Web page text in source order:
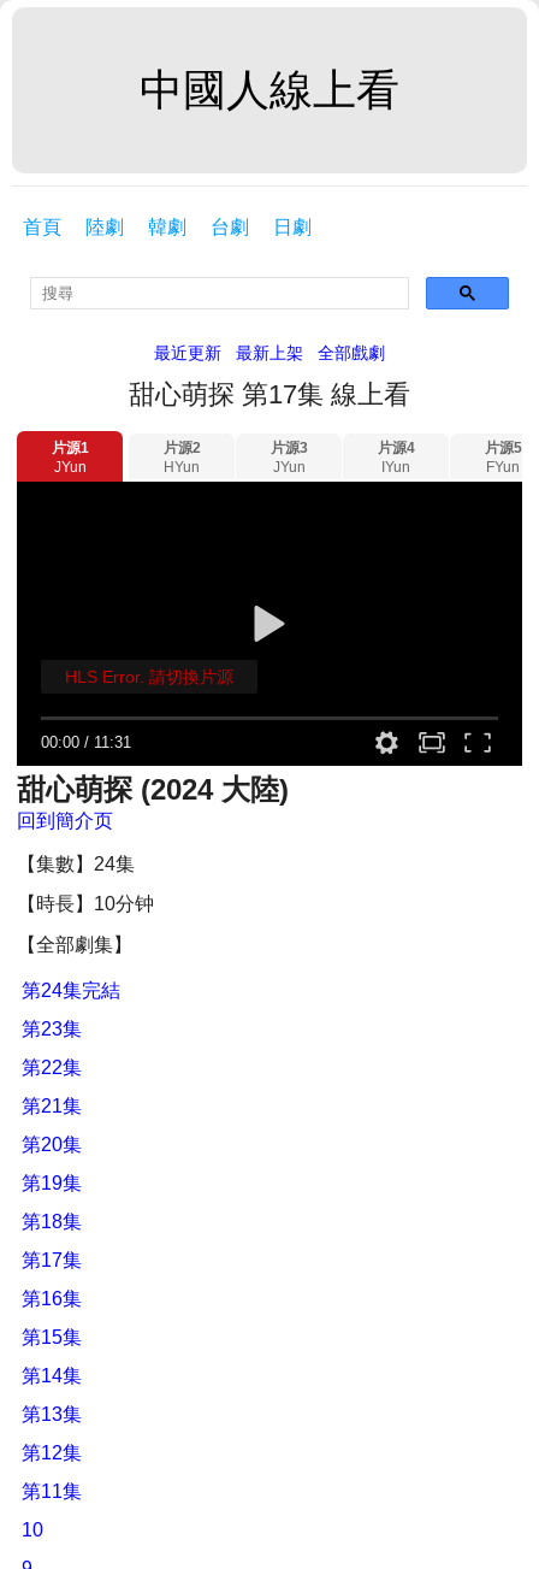
中國人線上看
首頁 陸劇 韓劇 台劇 日劇
最近更新 最新上架 全部戲劇
甜心萌探 第17集 線上看
片源1
JYun
片源2
HYun
片源3
JYun
片源4
IYun
片源5
FYun
00:00 / 11:31
HLS Error. 請切換片源
甜心萌探 (2024 大陸)
回到簡介页
【集數】24集
【時長】10分钟
【全部劇集】
第24集完結
第23集
第22集
第21集
第20集
第19集
第18集
第17集
第16集
第15集
第14集
第13集
第12集
第11集
10